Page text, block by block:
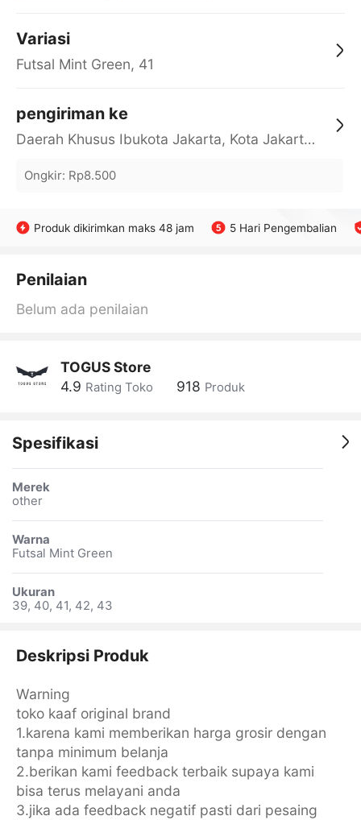
Variasi
Futsal Mint Green, 41
pengiriman ke
Daerah Khusus Ibukota Jakarta, Kota Jakarta Barat, Cengkareng, yy
Ongkir: Rp8.500
Produk dikirimkan maks 48 jam 5 Hari Pengembalian
Penilaian
Belum ada penilaian
TOGUS Store
4.9 Rating Toko 918 Produk
Spesifikasi
Merek
other
Warna
Futsal Mint Green
Ukuran
39, 40, 41, 42, 43
Deskripsi Produk
Warning
toko kaaf original brand
1.karena kami memberikan harga grosir dengan
tanpa minimum belanja
2.berikan kami feedback terbaik supaya kami
bisa terus melayani anda
3.jika ada feedback negatif pasti dari pesaing